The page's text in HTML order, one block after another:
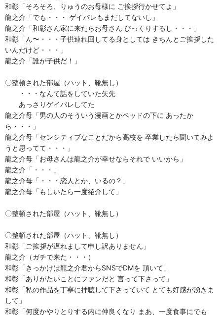
和彰「そろそろ、りゅうのお母様に ご挨拶行かせてよ」
龍之介「でも・・・ ゲイバレもまだしてないし」
龍之介「和彰さん家に来たらお母さん びっくりするし・・・」
和彰「ん〜・・・子供連れ回してる身としては きちんとご挨拶した
いんだけど・・・」
龍之介「誰が子供だ！」
〇整頓された部屋（ハット、靴無し）
・・・なんて話をしていた矢先
あっさりゲイバレしてた
龍之介母「男の人のそういう漫画とかベッドの下に あったか
ら・・・」
龍之介母「センシティブなことだから高校を 卒業したら聞いてみよ
うと思ってて・・・」
龍之介母「お母さんは龍之介が幸せならそれで いいから」
龍之介「・・・」
龍之介母「・・・恋人とか、いるの？」
龍之介母「もしいたら一度紹介して」
〇整頓された部屋（ハット、靴無し）
〇整頓された部屋（ハット、靴無し）
和彰「ご挨拶が遅れまして申し訳ありません」
龍之介（ガチで来た・・・）
和彰「きっかけは龍之介君からSNSでDMを 頂いて」
和彰「ありがたいことにファンだと 言って下さって」
和彰「私の作品を丁寧に拝聴して下さっていて とても好感が湧きま
して」
和彰「何度かやりとりする内に仲良くなり まあ、一度食事にでも